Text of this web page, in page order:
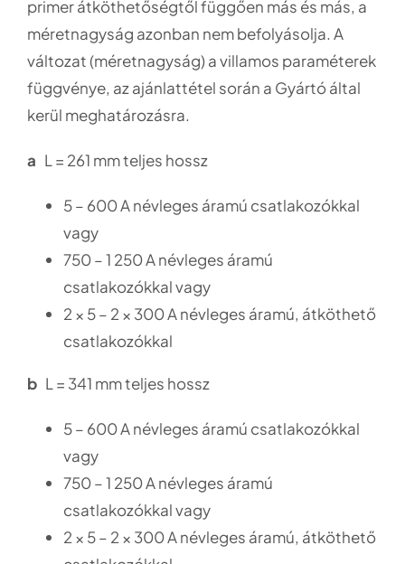
primer átköthetőségtől függően más és más, a
méretnagyság azonban nem befolyásolja. A
változat (méretnagyság) a villamos paraméterek
függvénye, az ajánlattétel során a Gyártó által
kerül meghatározásra.
a L = 261 mm teljes hossz
5 – 600 A névleges áramú csatlakozókkal
vagy
750 – 1 250 A névleges áramú
csatlakozókkal vagy
2 × 5 – 2 × 300 A névleges áramú, átköthető
csatlakozókkal
b L = 341 mm teljes hossz
5 – 600 A névleges áramú csatlakozókkal
vagy
750 – 1 250 A névleges áramú
csatlakozókkal vagy
2 × 5 – 2 × 300 A névleges áramú, átköthető